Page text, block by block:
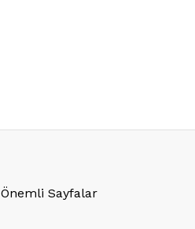
Önemli Sayfalar